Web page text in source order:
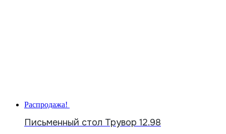
Распродажа!
Письменный стол Трувор 12.98